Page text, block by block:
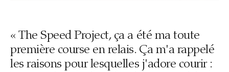
« The Speed Project, ça a été ma toute
première course en relais. Ça m'a rappelé
les raisons pour lesquelles j'adore courir :